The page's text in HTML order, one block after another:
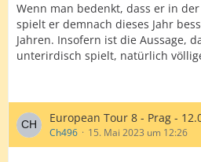
Wenn man bedenkt, dass er in
spielt er demnach dieses Jahr
Jahren. Insofern ist die Aussage,
unterirdisch spielt, natürlich
European Tour 8 - Prag -
Ch496 15. Mai 2023 um 12:26